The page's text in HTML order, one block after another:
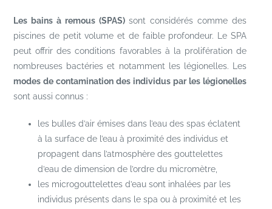
Les bains à remous (SPAS)sont considérés comme des
piscines de petit volume et de faible profondeur. Le SPA
peut offrir des conditions favorables à la prolifération de
nombreuses bactéries et notamment les légionelles. Les
modes de contamination des individus par les légionelles
sont aussi connus :
les bulles d’air émises dans l’eau des spas éclatent
à la surface de l’eau à proximité des individus et
propagent dans l’atmosphère des gouttelettes
d’eau de dimension de l’ordre du micromètre,
les microgouttelettes d’eau sont inhalées par les
individus présents dans le spa ou à proximité et les